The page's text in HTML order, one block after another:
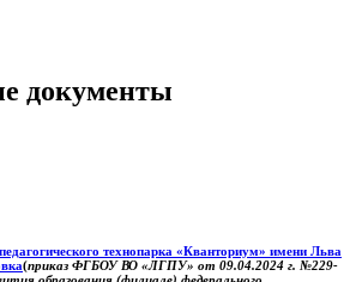
документы
технопарка «Кванториум» имени Льва
(приказ ФГБОУ ВО «ЛГПУ» от 09.04.2024 г. №229-